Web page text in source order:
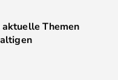
Themen